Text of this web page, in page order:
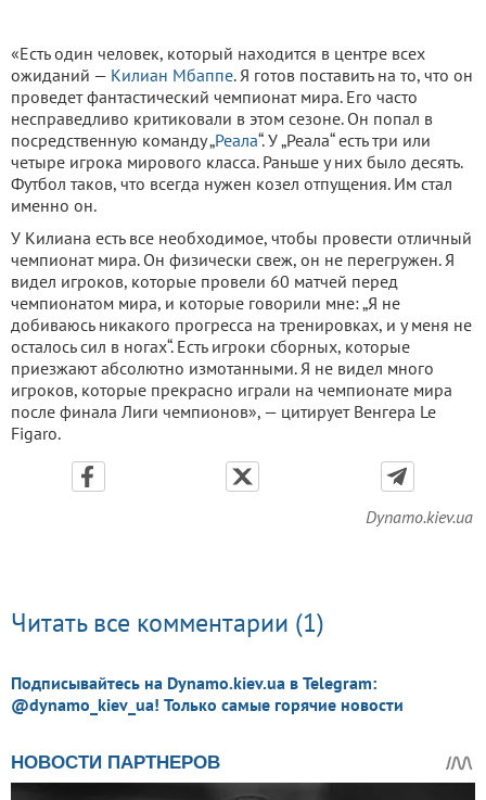
«Есть один человек, который находится в центре всех
ожиданий — Килиан Мбаппе. Я готов поставить на то, что он
проведет фантастический чемпионат мира. Его часто
несправедливо критиковали в этом сезоне. Он попал в
посредственную команду „Реала“. У „Реала“ есть три или
четыре игрока мирового класса. Раньше у них было десять.
Футбол таков, что всегда нужен козел отпущения. Им стал
именно он.
У Килиана есть все необходимое, чтобы провести отличный
чемпионат мира. Он физически свеж, он не перегружен. Я
видел игроков, которые провели 60 матчей перед
чемпионатом мира, и которые говорили мне: „Я не
добиваюсь никакого прогресса на тренировках, и у меня не
осталось сил в ногах“. Есть игроки сборных, которые
приезжают абсолютно измотанными. Я не видел много
игроков, которые прекрасно играли на чемпионате мира
после финала Лиги чемпионов», — цитирует Венгера Le
Figaro.
Dynamo.kiev.ua
Читать все комментарии (1)
Подписывайтесь на Dynamo.kiev.ua в Telegram:
@dynamo_kiev_ua! Только самые горячие новости